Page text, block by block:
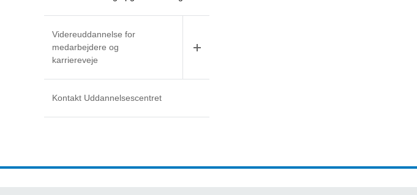
Videreuddannelse for
medarbejdere og
karriereveje
Kontakt Uddannelsescentret